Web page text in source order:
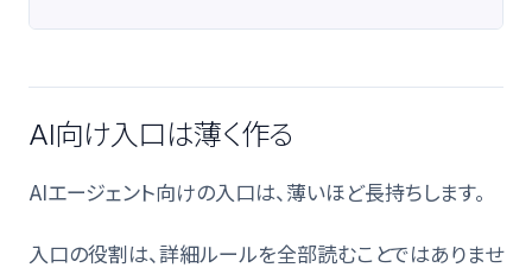
AI向け入口は薄く作る
AIエージェント向けの入口は、薄いほど長持ちします。
入口の役割は、詳細ルールを全部読むことではありませ